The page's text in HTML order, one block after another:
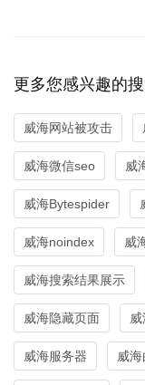
更多您感兴趣的
威海网站被攻击
威海微信seo 威
威海Bytespider
威海noindex 威
威海搜索结果展示
威海隐藏页面
威海服务器 威